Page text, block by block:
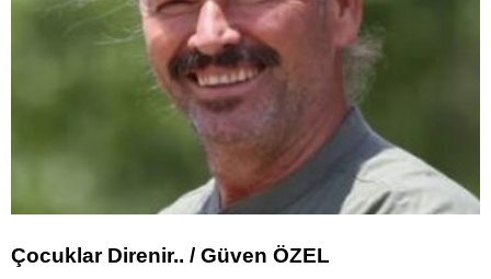
Çocuklar Direnir.. / Güven ÖZEL